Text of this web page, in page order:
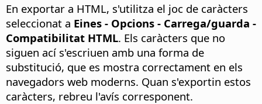
En exportar a HTML, s'utilitza el joc de caràcters
seleccionat a Eines - Opcions - Carrega/guarda -
Compatibilitat HTML. Els caràcters que no
siguen ací s'escriuen amb una forma de
substitució, que es mostra correctament en els
navegadors web moderns. Quan s'exportin estos
caràcters, rebreu l'avís corresponent.